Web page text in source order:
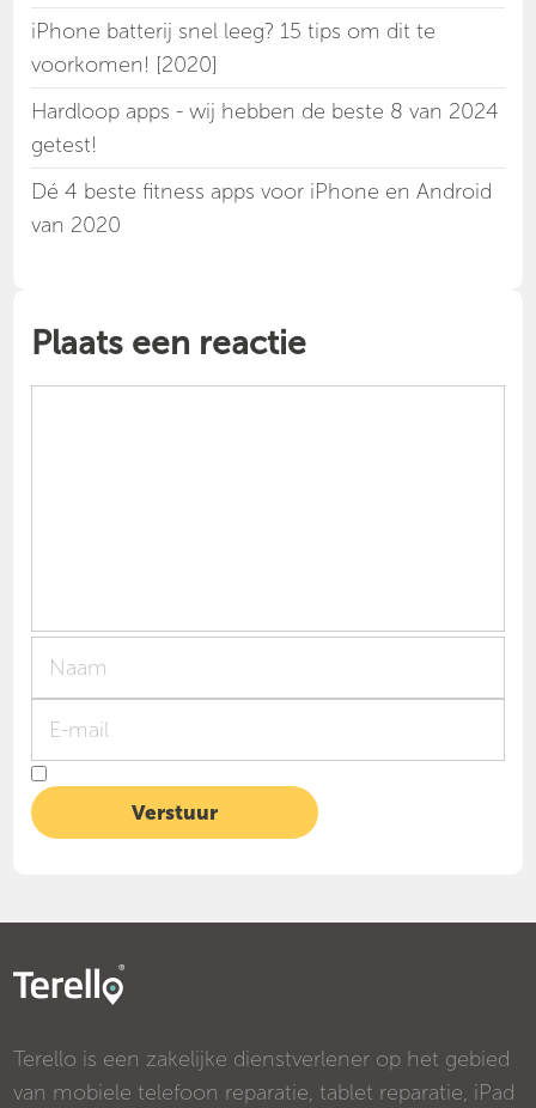
iPhone batterij snel leeg? 15 tips om dit te
voorkomen! [2020]
Hardloop apps - wij hebben de beste 8 van 2024
getest!
Dé 4 beste fitness apps voor iPhone en Android
van 2020
Plaats een reactie
Terello is een zakelijke dienstverlener op het gebied
van mobiele telefoon reparatie, tablet reparatie, iPad